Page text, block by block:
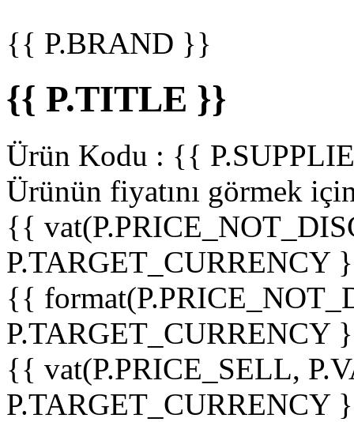
{{ P.BRAND }}
{{ P.TITLE }}
Ürün Kodu : {{
Ürünün fiyatını görmek
{{
P.TARGET_CURRENCY
{{
P.TARGET_CURRENCY
{{ vat(P.PRICE_SELL,
P.TARGET_CURRENCY